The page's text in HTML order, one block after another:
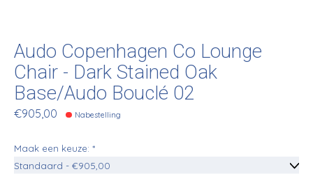
Audo Copenhagen Co Lounge
Chair - Dark Stained Oak
Base/Audo Bouclé 02
€905,00 Nabestelling
Maak een keuze: *